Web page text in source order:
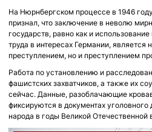
На Нюрнбергском процессе в 1946
признал, что заключение в неволю
государств, равно как и
труда в интересах Германии, является
преступлением, но и преступлением
Работа по установлению и
фашистских захватчиков, а также их
сейчас. Данные, разоблачающие
фиксируются в документах уголовного
народа в годы Великой Отечественной